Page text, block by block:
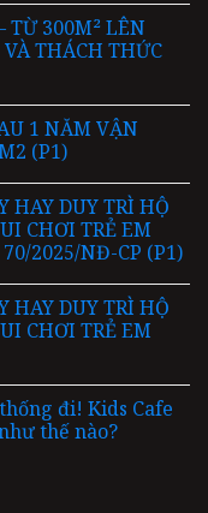
TỪ 300M² LÊN
THÁCH THỨC
1 NĂM VẬN
(P1)
HAY DUY TRÌ HỘ
CHƠI TRẺ EM
2025/NĐ-CP (P1)
HAY DUY TRÌ HỘ
CHƠI TRẺ EM
đi! Kids Cafe
thế nào?